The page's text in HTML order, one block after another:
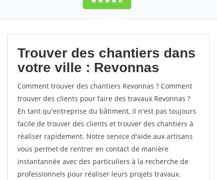
9,5(100%)39
votes
Trouver des chantiers dans
votre ville : Revonnas
Comment trouver des chantiers Revonnas ? Comment
trouver des clients pour faire des travaux Revonnas ?
En tant qu'entreprise du bâtiment, il n'est pas toujours
facile de trouver des clients et trouver des chantiers à
réaliser rapidement. Notre service d'aide aux artisans
vous permet de rentrer en contact de manière
instantannée avec des particuliers à la recherche de
professionnels pour réaliser leurs projets travaux.